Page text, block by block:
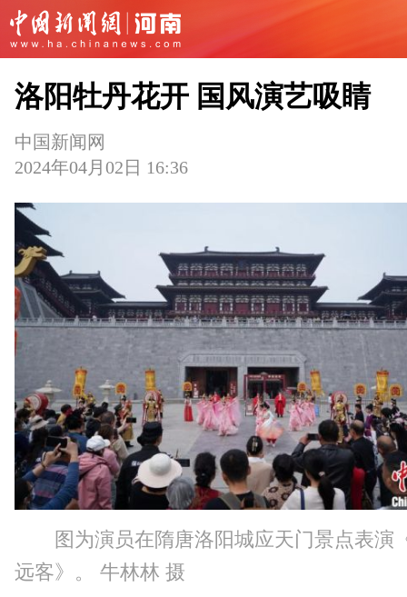
洛阳牡丹花开 国风演艺吸睛
中国新闻网
2024年04月02日 16:36
图为演员在隋唐洛阳城应天门景点表演
远客》。 牛林林 摄